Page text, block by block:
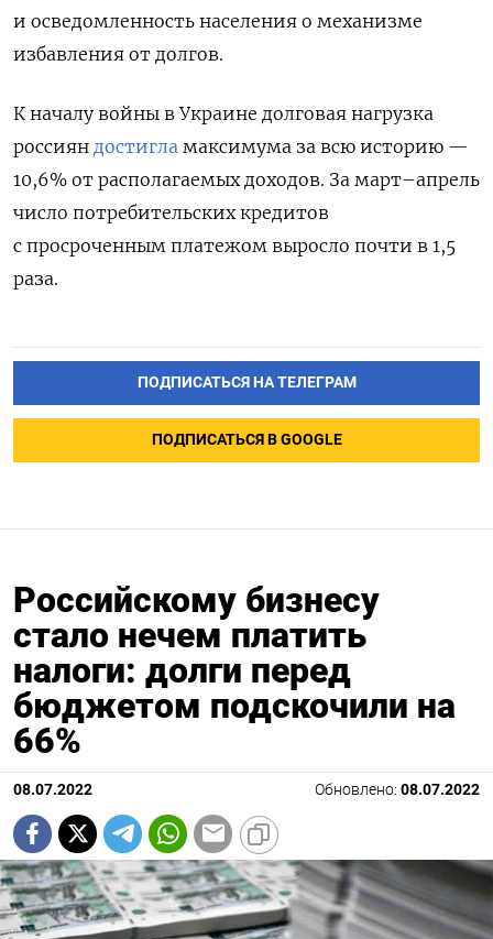
и осведомленность населения о механизме
избавления от долгов.
К началу войны в Украине долговая нагрузка
россиян достигла максимума за всю историю —
10,6% от располагаемых доходов. За март–апрель
число потребительских кредитов
с просроченным платежом выросло почти в 1,5
раза.
ПОДПИСАТЬСЯ НА ТЕЛЕГРАМ
ПОДПИСАТЬСЯ В GOOGLE
Российскому бизнесу
стало нечем платить
налоги: долги перед
бюджетом подскочили на
66%
08.07.2022 Обновлено: 08.07.2022